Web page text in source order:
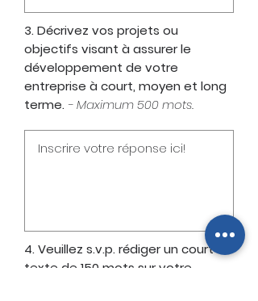
3. Décrivez vos projets ou
objectifs visant à assurer le
développement de votre
entreprise à court, moyen et long
terme. - Maximum 500 mots.
4. Veuillez s.v.p. rédiger un court
texte de 150 mots sur votre